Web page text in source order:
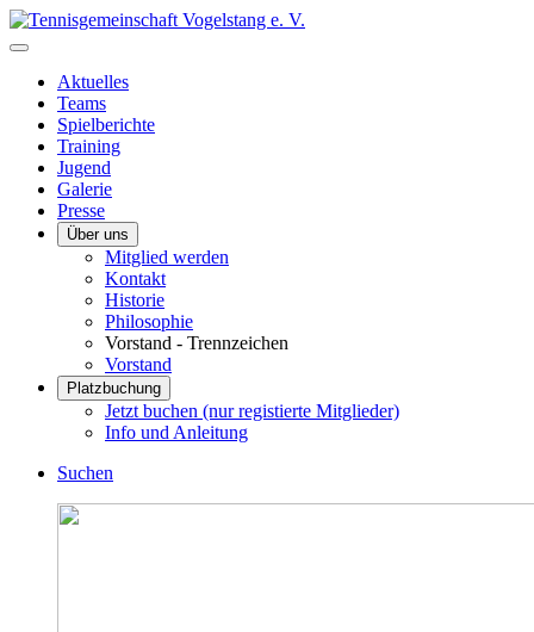
Aktuelles
Teams
Spielberichte
Training
Jugend
Galerie
Presse
Über uns
Mitglied werden
Kontakt
Historie
Philosophie
Vorstand - Trennzeichen
Vorstand
Platzbuchung
Jetzt buchen (nur registierte Mitglieder)
Info und Anleitung
Suchen